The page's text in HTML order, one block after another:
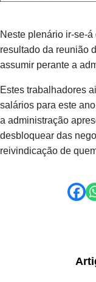
Neste plenário ir-se-
resultado da reunião
assumir perante a
Estes trabalhadores
salários para este
a administração
desbloquear das
reivindicação de